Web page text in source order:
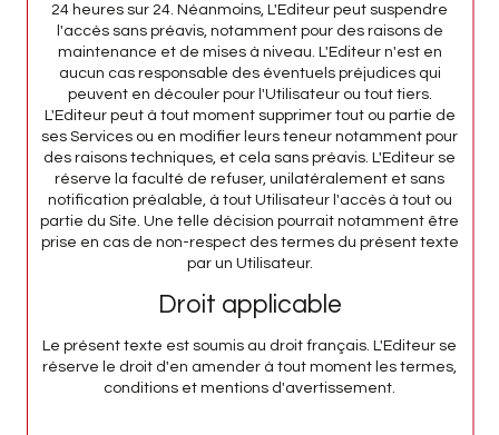
24 heures sur 24. Néanmoins, L'Editeur peut suspendre
l'accès sans préavis, notamment pour des raisons de
maintenance et de mises à niveau. L'Editeur n'est en
aucun cas responsable des éventuels préjudices qui
peuvent en découler pour l'Utilisateur ou tout tiers.
L'Editeur peut à tout moment supprimer tout ou partie de
ses Services ou en modifier leurs teneur notamment pour
des raisons techniques, et cela sans préavis. L'Editeur se
réserve la faculté de refuser, unilatéralement et sans
notification préalable, à tout Utilisateur l'accès à tout ou
partie du Site. Une telle décision pourrait notamment être
prise en cas de non-respect des termes du présent texte
par un Utilisateur.
Droit applicable
Le présent texte est soumis au droit français. L'Editeur se
réserve le droit d'en amender à tout moment les termes,
conditions et mentions d'avertissement.